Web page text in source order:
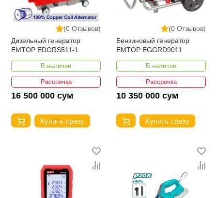
(0 Отзывов)
Дизельный генератор
EMTOP EDGRS511-1
В наличии
Рассрочка
16 500 000 сум
Купить сразу
(0 Отзывов)
Бензиновый генератор
EMTOP EGGRD9011
В наличии
Рассрочка
10 350 000 сум
Купить сразу